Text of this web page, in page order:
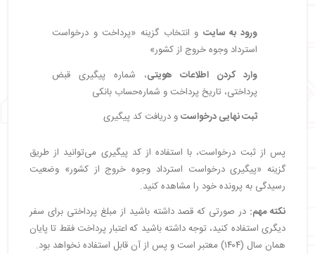
ورود به سایت و انتخاب گزینه «پرداخت و درخواست
استرداد وجوه خروج از کشور»
وارد کردن اطلاعات هویتی، شماره پیگیری قبض
پرداختی، تاریخ پرداخت و شماره‌حساب بانکی
ثبت نهایی درخواستو دریافت کد پیگیری
پس از ثبت درخواست، با استفاده از کد پیگیری می‌توانید از طریق
گزینه «پیگیری درخواست استرداد وجوه خروج از کشور» وضعیت
رسیدگی به پرونده خود را مشاهده کنید.
نکته مهم: در صورتی‌ که قصد داشته باشید از مبلغ پرداختی برای سفر
دیگری استفاده کنید، توجه داشته باشید کهاعتبار پرداخت فقط تا پایان
همان سال (۱۴۰۴) معتبر است و پس از آن قابل استفاده نخواهد بود.